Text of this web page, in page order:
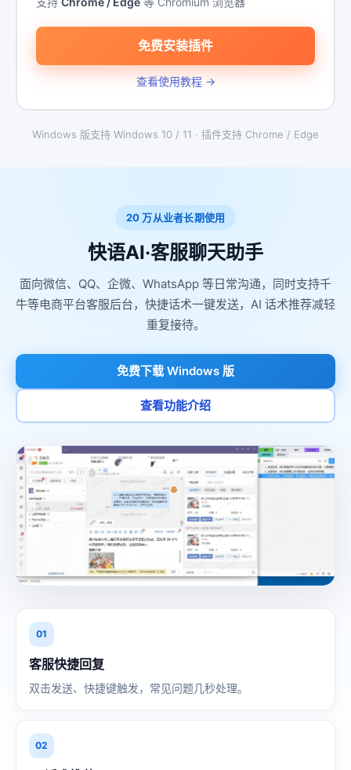
免费安装插件
查看使用教程 →
Windows 版支持 Windows 10 / 11 · 插件支持 Chrome / Edge
20 万从业者长期使用
快语AI·客服聊天助手
面向微信、QQ、企微、WhatsApp 等日常沟通，同时支持千
牛等电商平台客服后台，快捷话术一键发送，AI 话术推荐减轻
重复接待。
免费下载 Windows 版
查看功能介绍
01
客服快捷回复
双击发送、快捷键触发，常见问题几秒处理。
02